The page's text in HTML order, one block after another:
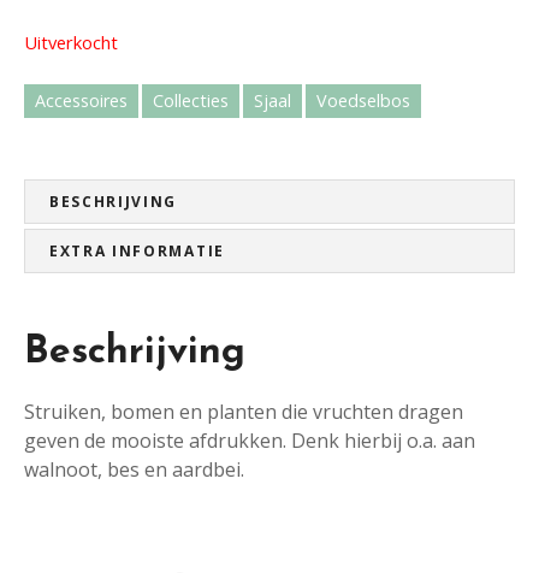
Uitverkocht
Accessoires Collecties Sjaal Voedselbos
BESCHRIJVING
EXTRA INFORMATIE
Beschrijving
Struiken, bomen en planten die vruchten dragen
geven de mooiste afdrukken. Denk hierbij o.a. aan
walnoot, bes en aardbei.